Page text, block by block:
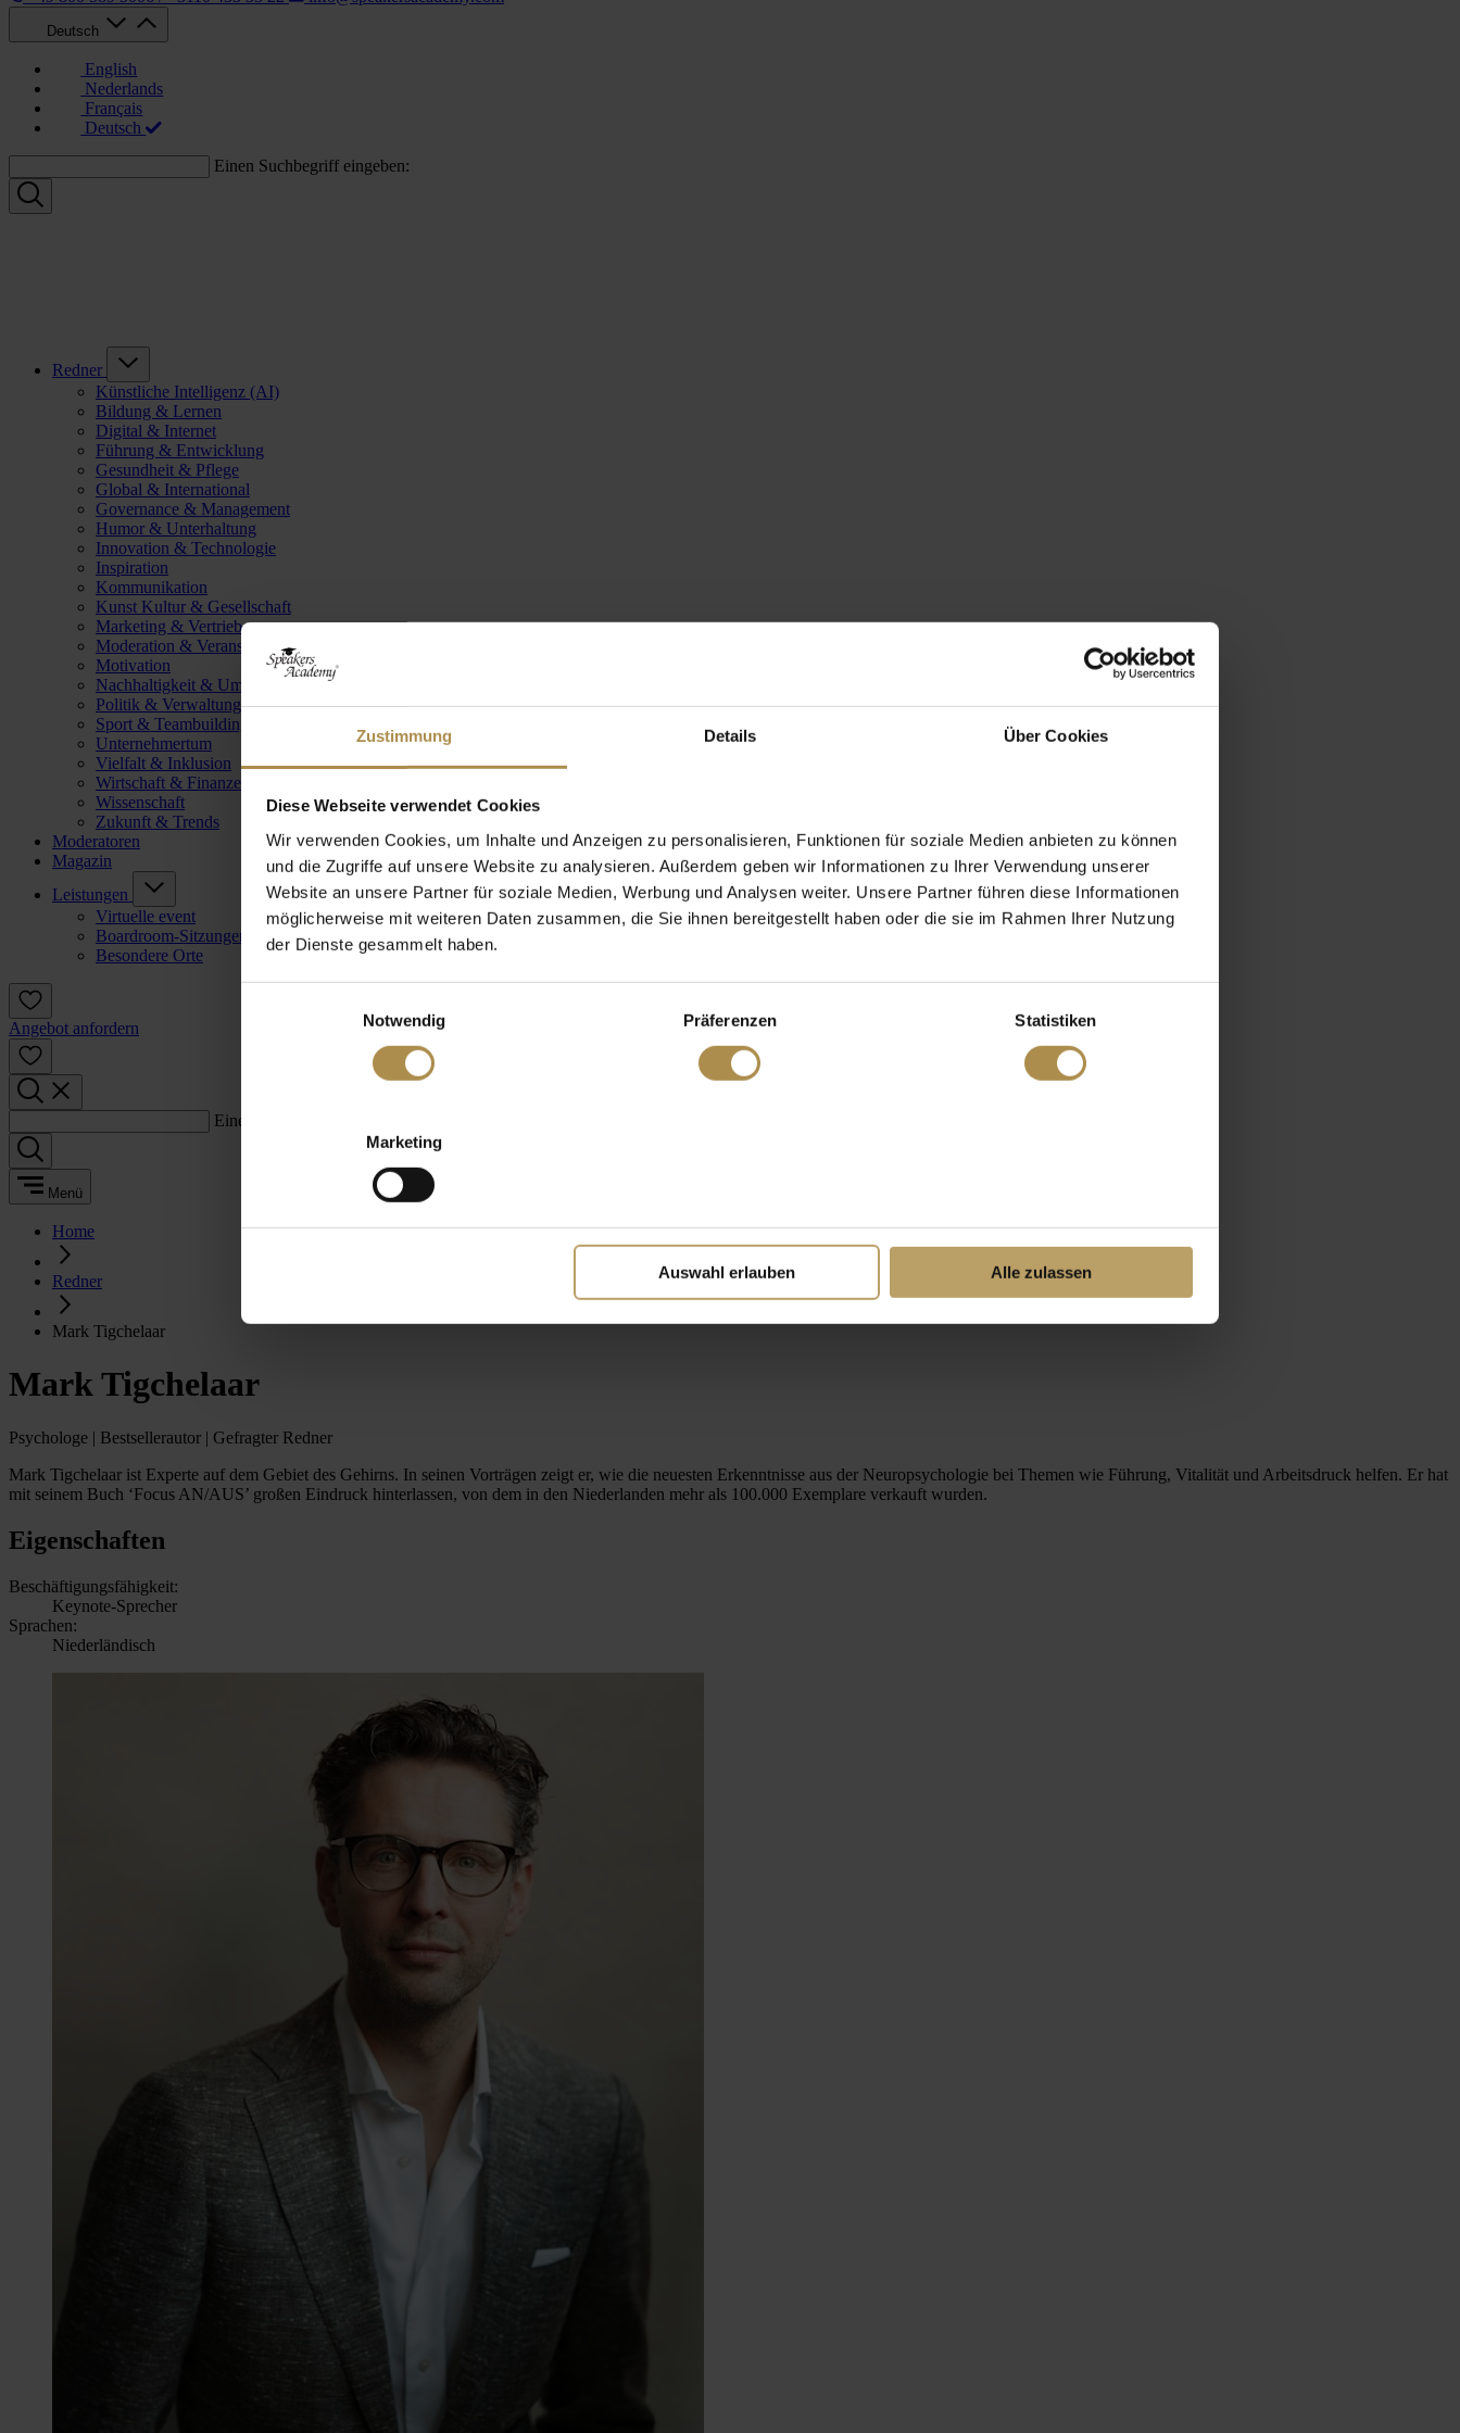
Zustimmung Details Über Cookies
Diese Webseite verwendet Cookies
Wir verwenden Cookies, um Inhalte und Anzeigen zu personalisieren, Funktionen für soziale Medien anbieten zu können
und die Zugriffe auf unsere Website zu analysieren. Außerdem geben wir Informationen zu Ihrer Verwendung unserer
Website an unsere Partner für soziale Medien, Werbung und Analysen weiter. Unsere Partner führen diese Informationen
möglicherweise mit weiteren Daten zusammen, die Sie ihnen bereitgestellt haben oder die sie im Rahmen Ihrer Nutzung
der Dienste gesammelt haben.
Notwendig
Präferenzen Statistiken
Marketing
Auswahl erlauben Alle zulassen
Deutsch
English
Nederlands
Français
Deutsch
Einen Suchbegriff eingeben:
Redner
Künstliche Intelligenz (AI)
Bildung & Lernen
Digital & Internet
Führung & Entwicklung
Gesundheit & Pflege
Global & International
Governance & Management
Humor & Unterhaltung
Innovation & Technologie
Inspiration
Kommunikation
Kunst Kultur & Gesellschaft
Marketing & Vertrieb
Moderation & Veranstaltungsleitung
Motivation
Nachhaltigkeit & Umwelt
Politik & Verwaltung
Sport & Teambuilding
Unternehmertum
Vielfalt & Inklusion
Wirtschaft & Finanzen
Wissenschaft
Zukunft & Trends
Moderatoren
Magazin
Leistungen
Virtuelle event
Boardroom-Sitzungen
Besondere Orte
Angebot anfordern
Einen Suchbegriff eingeben:
Menü
Home
Redner
Mark Tigchelaar
Mark Tigchelaar
Psychologe | Bestsellerautor | Gefragter Redner
Mark Tigchelaar ist Experte auf dem Gebiet des Gehirns. In seinen Vorträgen zeigt er, wie die neuesten Erkenntnisse aus der Neuropsychologie bei Themen wie Führung, Vitalität und Arbeitsdruck helfen. Er hat
mit seinem Buch ‘Focus AN/AUS’ großen Eindruck hinterlassen, von dem in den Niederlanden mehr als 100.000 Exemplare verkauft wurden.
Eigenschaften
Beschäftigungsfähigkeit:
Keynote-Sprecher
Sprachen:
Niederländisch